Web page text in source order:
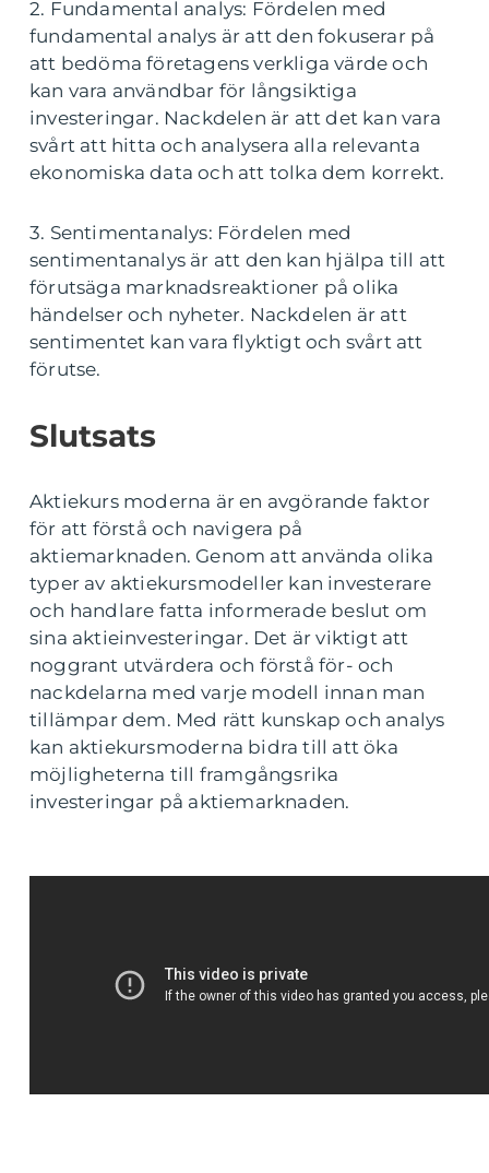
2. Fundamental analys: Fördelen med
fundamental analys är att den fokuserar på
att bedöma företagens verkliga värde och
kan vara användbar för långsiktiga
investeringar. Nackdelen är att det kan vara
svårt att hitta och analysera alla relevanta
ekonomiska data och att tolka dem korrekt.
3. Sentimentanalys: Fördelen med
sentimentanalys är att den kan hjälpa till att
förutsäga marknadsreaktioner på olika
händelser och nyheter. Nackdelen är att
sentimentet kan vara flyktigt och svårt att
förutse.
Slutsats
Aktiekurs moderna är en avgörande faktor
för att förstå och navigera på
aktiemarknaden. Genom att använda olika
typer av aktiekursmodeller kan investerare
och handlare fatta informerade beslut om
sina aktieinvesteringar. Det är viktigt att
noggrant utvärdera och förstå för- och
nackdelarna med varje modell innan man
tillämpar dem. Med rätt kunskap och analys
kan aktiekursmoderna bidra till att öka
möjligheterna till framgångsrika
investeringar på aktiemarknaden.